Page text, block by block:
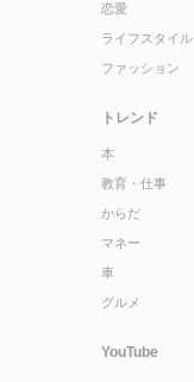
恋愛
ライフスタイル
ファッション
トレンド
本
教育・仕事
からだ
マネー
車
グルメ
YouTube